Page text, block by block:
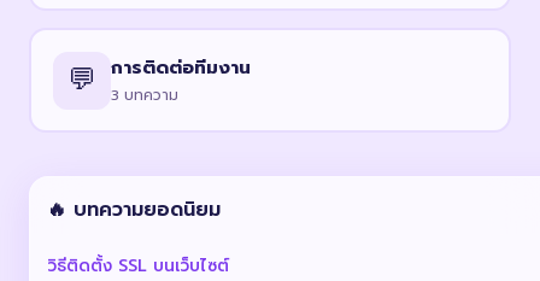
💬 การติดต่อทีมงาน
3 บทความ
🔥 บทความยอดนิยม
วิธีติดตั้ง SSL บนเว็บไซต์